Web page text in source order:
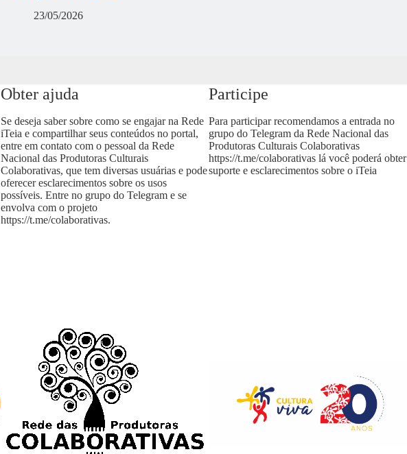
23/05/2026
Obter ajuda
Se deseja saber sobre como se engajar na Rede
iTeia e compartilhar seus conteúdos no portal,
entre em contato com o pessoal da Rede
Nacional das Produtoras Culturais
Colaborativas, que tem diversas usuárias e pode
oferecer esclarecimentos sobre os usos
possíveis. Entre no grupo do Telegram e se
envolva com o projeto
https://t.me/colaborativas.
Participe
Para participar recomendamos a entrada no
grupo do Telegram da Rede Nacional das
Produtoras Culturais Colaborativas
https://t.me/colaborativaslá você poderá obter
suporte e esclarecimentos sobre o iTeia